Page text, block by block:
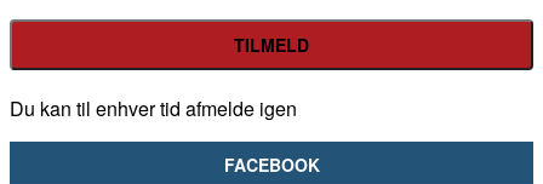
Du kan til enhver tid afmelde igen
FACEBOOK